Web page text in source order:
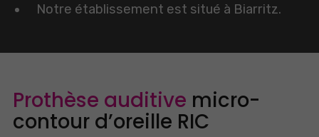
Notre établissement est situé à Biarritz.
Prothèse auditive micro-
contour d’oreille RIC